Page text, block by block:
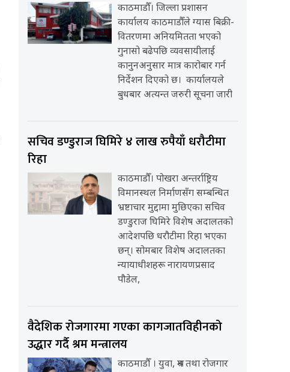
काठमाडौँ। जिल्ला प्रशासन
कार्यालय काठमाडौँले ग्यास बिक्री-
वितरणमा अनियमितता भएको
गुनासो बढेपछि व्यवसायीलाई
कानुनअनुसार मात्र कारोबार गर्न
निर्देशन दिएको छ। कार्यालयले
बुधबार अत्यन्त जरुरी सूचना जारी
सचिव डण्डुराज घिमिरे ४ लाख रुपैयाँ धरौटीमा
रिहा
काठमाडौँ। पोखरा अन्तर्राष्ट्रिय
विमानस्थल निर्माणसँग सम्बन्धित
भ्रष्टाचार मुद्दामा मुछिएका सचिव
डण्डुराज घिमिरे विशेष अदालतको
आदेशपछि धरौटीमा रिहा भएका
छन्। सोमबार विशेष अदालतका
न्यायाधीशहरू नारायणप्रसाद
पौडेल,
वैदेशिक रोजगारमा गएका कागजातविहीनको
उद्धार गर्दै श्रम मन्त्रालय
काठमाडौँ । युवा, श्रम तथा रोजगार